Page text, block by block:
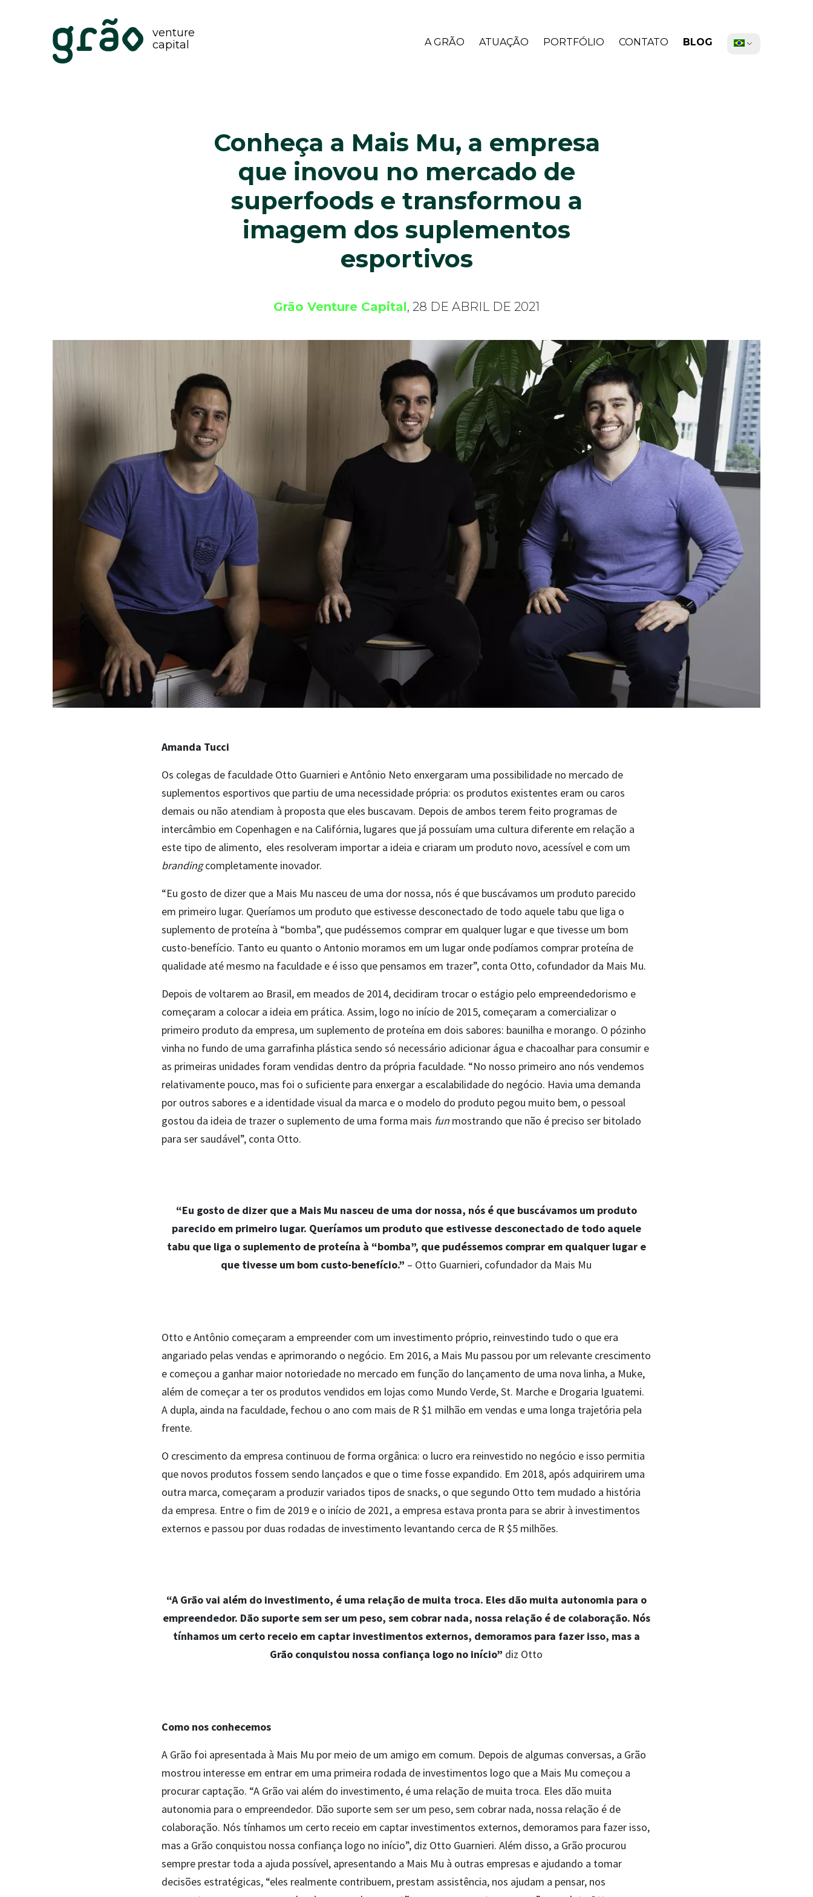
venture
capital
A GRÃO ATUAÇÃO PORTFÓLIO CONTATO BLOG
Conheça a Mais Mu, a empresa
que inovou no mercado de
superfoods e transformou a
imagem dos suplementos
esportivos
Grão Venture Capital, 28 DE ABRIL DE 2021
Amanda Tucci
Os colegas de faculdade Otto Guarnieri e Antônio Neto enxergaram uma possibilidade no mercado de
suplementos esportivos que partiu de uma necessidade própria: os produtos existentes eram ou caros
demais ou não atendiam à proposta que eles buscavam. Depois de ambos terem feito programas de
intercâmbio em Copenhagen e na Califórnia, lugares que já possuíam uma cultura diferente em relação a
este tipo de alimento, eles resolveram importar a ideia e criaram um produto novo, acessível e com um
brandingcompletamente inovador.
“Eu gosto de dizer que a Mais Mu nasceu de uma dor nossa, nós é que buscávamos um produto parecido
em primeiro lugar. Queríamos um produto que estivesse desconectado de todo aquele tabu que liga o
suplemento de proteína à “bomba”, que pudéssemos comprar em qualquer lugar e que tivesse um bom
custo-benefício. Tanto eu quanto o Antonio moramos em um lugar onde podíamos comprar proteína de
qualidade até mesmo na faculdade e é isso que pensamos em trazer”, conta Otto, cofundador da Mais Mu.
Depois de voltarem ao Brasil, em meados de 2014, decidiram trocar o estágio pelo empreendedorismo e
começaram a colocar a ideia em prática. Assim, logo no início de 2015, começaram a comercializar o
primeiro produto da empresa, um suplemento de proteína em dois sabores: baunilha e morango. O pózinho
vinha no fundo de uma garrafinha plástica sendo só necessário adicionar água e chacoalhar para consumir e
as primeiras unidades foram vendidas dentro da própria faculdade. “No nosso primeiro ano nós vendemos
relativamente pouco, mas foi o suficiente para enxergar a escalabilidade do negócio. Havia uma demanda
por outros sabores e a identidade visual da marca e o modelo do produto pegou muito bem, o pessoal
gostou da ideia de trazer o suplemento de uma forma mais funmostrando que não é preciso ser bitolado
para ser saudável”, conta Otto.
“Eu gosto de dizer que a Mais Mu nasceu de uma dor nossa, nós é que buscávamos um produto
parecido em primeiro lugar. Queríamos um produto que estivesse desconectado de todo aquele
tabu que liga o suplemento de proteína à “bomba”, que pudéssemos comprar em qualquer lugar e
que tivesse um bom custo-benefício.” – Otto Guarnieri, cofundador da Mais Mu
Otto e Antônio começaram a empreender com um investimento próprio, reinvestindo tudo o que era
angariado pelas vendas e aprimorando o negócio. Em 2016, a Mais Mu passou por um relevante crescimento
e começou a ganhar maior notoriedade no mercado em função do lançamento de uma nova linha, a Muke,
além de começar a ter os produtos vendidos em lojas como Mundo Verde, St. Marche e Drogaria Iguatemi.
A dupla, ainda na faculdade, fechou o ano com mais de R $1 milhão em vendas e uma longa trajetória pela
frente.
O crescimento da empresa continuou de forma orgânica: o lucro era reinvestido no negócio e isso permitia
que novos produtos fossem sendo lançados e que o time fosse expandido. Em 2018, após adquirirem uma
outra marca, começaram a produzir variados tipos de snacks, o que segundo Otto tem mudado a história
da empresa. Entre o fim de 2019 e o início de 2021, a empresa estava pronta para se abrir à investimentos
externos e passou por duas rodadas de investimento levantando cerca de R $5 milhões.
“A Grão vai além do investimento, é uma relação de muita troca. Eles dão muita autonomia para o
empreendedor. Dão suporte sem ser um peso, sem cobrar nada, nossa relação é de colaboração. Nós
tínhamos um certo receio em captar investimentos externos, demoramos para fazer isso, mas a
Grão conquistou nossa confiança logo no início” diz Otto
Como nos conhecemos
A Grão foi apresentada à Mais Mu por meio de um amigo em comum. Depois de algumas conversas, a Grão
mostrou interesse em entrar em uma primeira rodada de investimentos logo que a Mais Mu começou a
procurar captação. “A Grão vai além do investimento, é uma relação de muita troca. Eles dão muita
autonomia para o empreendedor. Dão suporte sem ser um peso, sem cobrar nada, nossa relação é de
colaboração. Nós tínhamos um certo receio em captar investimentos externos, demoramos para fazer isso,
mas a Grão conquistou nossa confiança logo no início”, diz Otto Guarnieri. Além disso, a Grão procurou
sempre prestar toda a ajuda possível, apresentando a Mais Mu à outras empresas e ajudando a tomar
decisões estratégicas, “eles realmente contribuem, prestam assistência, nos ajudam a pensar, nos